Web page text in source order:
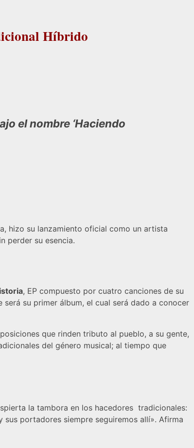
Híbrido
el nombre ‘Haciendo
hizo su lanzamiento oficial como un artista
perder su esencia.
, EP compuesto por cuatro canciones de su
su primer álbum, el cual será dado a conocer
que rinden tributo al pueblo, a su gente,
del género musical; al tiempo que
la tambora en los hacedores tradicionales:
portadores siempre seguiremos allí». Afirma